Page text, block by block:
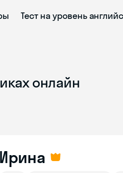
Тест на уровень
онлайн
Ирина